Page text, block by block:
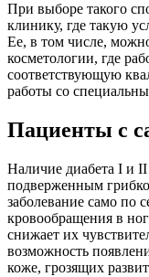
При выборе такого
клинику, где такую
Ее, в том числе,
косметологии, где
соответствующую
работы со
Пациенты с
Наличие диабета I и II
подверженным
заболевание само по
кровообращения в
снижает их
возможность
коже, грозящих